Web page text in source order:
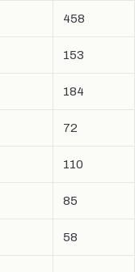
458
153
184
72
110
85
58